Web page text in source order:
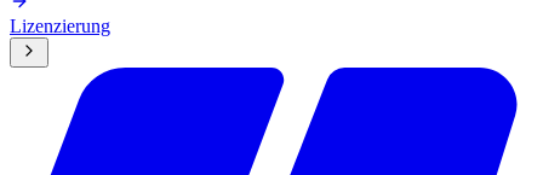
Lizenzierung